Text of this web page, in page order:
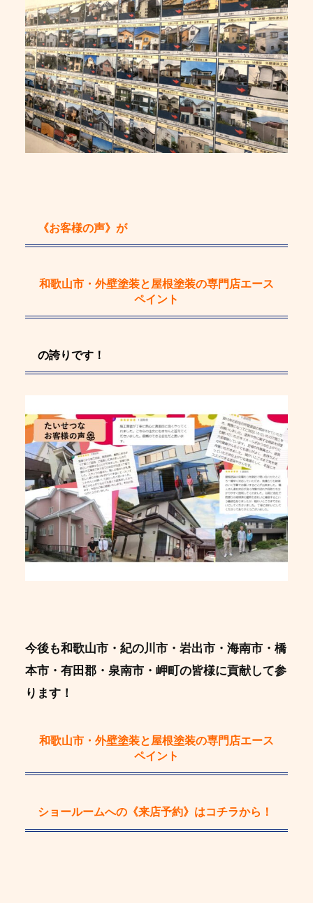
《お客様の声》 が
和歌山市・外壁塗装と屋根塗装の専門店エース
ペイント
の誇りです！
今後も和歌山市・紀の川市・岩出市・海南市・橋
本市・有田郡・泉南市・岬町の皆様に貢献して参
ります！
和歌山市・外壁塗装と屋根塗装の専門店エース
ペイント
ショールームへの《来店予約》 はコチラから！